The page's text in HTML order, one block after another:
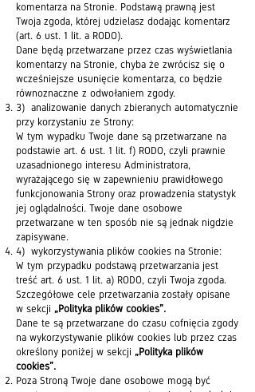
komentarza na Stronie. Podstawą prawną jest
Twoja zgoda, której udzielasz dodając komentarz
(art. 6 ust. 1 lit. a RODO).
Dane będą przetwarzane przez czas wyświetlania
komentarzy na Stronie, chyba że zwrócisz się o
wcześniejsze usunięcie komentarza, co będzie
równoznaczne z odwołaniem zgody.
3) analizowanie danych zbieranych automatycznie
przy korzystaniu ze Strony:
W tym wypadku Twoje dane są przetwarzane na
podstawie art. 6 ust. 1 lit. f) RODO, czyli prawnie
uzasadnionego interesu Administratora,
wyrażającego się w zapewnieniu prawidłowego
funkcjonowania Strony oraz prowadzenia statystyk
jej oglądalności. Twoje dane osobowe
przetwarzane w ten sposób nie są jednak nigdzie
zapisywane.
4) wykorzystywania plików cookies na Stronie:
W tym przypadku podstawą przetwarzania jest
treść art. 6 ust. 1 lit. a) RODO, czyli Twoja zgoda.
Szczegółowe cele przetwarzania zostały opisane
w sekcji „Polityka plików cookies”.
Dane te są przetwarzane do czasu cofnięcia zgody
na wykorzystywanie plików cookies lub przez czas
określony poniżej w sekcji „Polityka plików
cookies”.
Poza Stroną Twoje dane osobowe mogą być